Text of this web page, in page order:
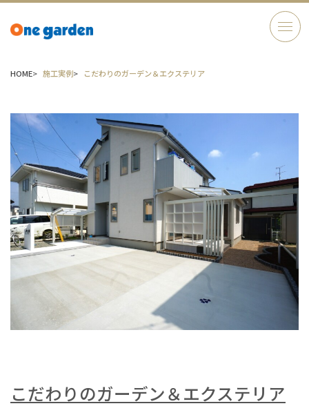
HOME 施工実例 こだわりのガーデン＆エクステリア
こだわりのガーデン＆エクステリア